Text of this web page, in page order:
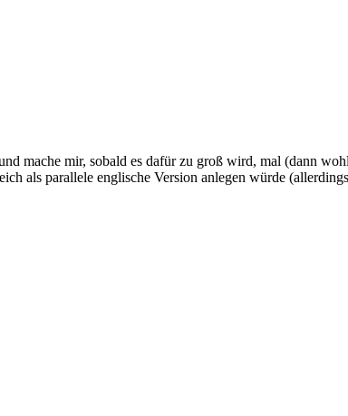
mache mir, sobald es dafür zu groß wird, mal (dann
als parallele englische Version anlegen würde